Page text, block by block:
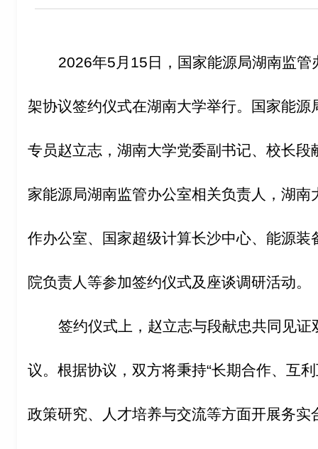
2026年5 月 15 日，国家能源局湖南监
架协议签约仪式在湖南大学举行。国家能
专员赵立志，湖南大学党委副书记、校长
家能源局湖南监管办公室相关负责人，湖
作办公室、国家超级计算长沙中心、能源
院负责人等参加签约仪式及座谈调研活动。
签约仪式上，赵立志与段献忠共同见
议。根据协议，双方将秉持“长期合作、互
政策研究、人才培养与交流等方面开展务实